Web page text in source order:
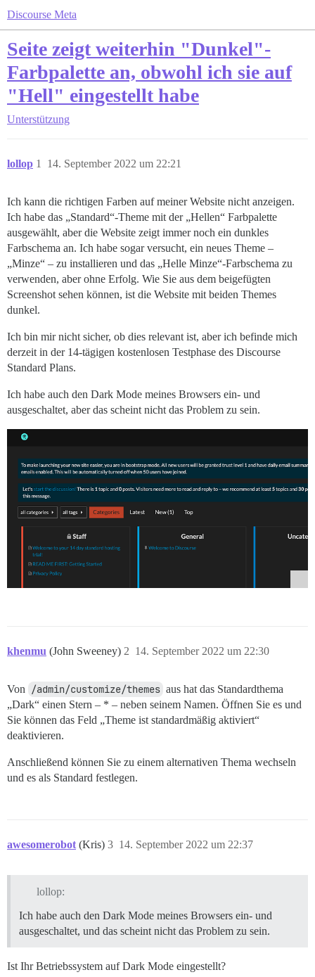
Discourse Meta
Seite zeigt weiterhin "Dunkel"-
Farbpalette an, obwohl ich sie auf
"Hell" eingestellt habe
Unterstützung
lollop 14. September 2022 um 22:21
1
Ich kann die richtigen Farben auf meiner Website nicht anzeigen.
Ich habe das „Standard“-Theme mit der „Hellen“ Farbpalette
ausgewählt, aber die Website zeigt immer noch ein dunkles
Farbschema an. Ich habe sogar versucht, ein neues Theme –
„Minze“ – zu installieren und das „Helle Minze“-Farbschema zu
verwenden, aber ohne Erfolg. Wie Sie aus dem beigefügten
Screenshot sehen können, ist die Website mit beiden Themes
dunkel.
Ich bin mir nicht sicher, ob dies relevant ist, aber ich befinde mich
derzeit in der 14-tägigen kostenlosen Testphase des Discourse
Standard Plans.
Ich habe auch den Dark Mode meines Browsers ein- und
ausgeschaltet, aber das scheint nicht das Problem zu sein.
khenmu (John Sweeney) 14. September 2022 um 22:30
2
Von /admin/customize/themes aus hat das Standardthema
„Dark“ einen Stern – * – neben seinem Namen. Öffnen Sie es und
Sie können das Feld „Theme ist standardmäßig aktiviert“
deaktivieren.
Anschließend können Sie zu einem alternativen Thema wechseln
und es als Standard festlegen.
awesomerobot (Kris) 14. September 2022 um 22:37
3
lollop:
Ich habe auch den Dark Mode meines Browsers ein- und
ausgeschaltet, und das scheint nicht das Problem zu sein.
Ist Ihr Betriebssystem auf Dark Mode eingestellt?